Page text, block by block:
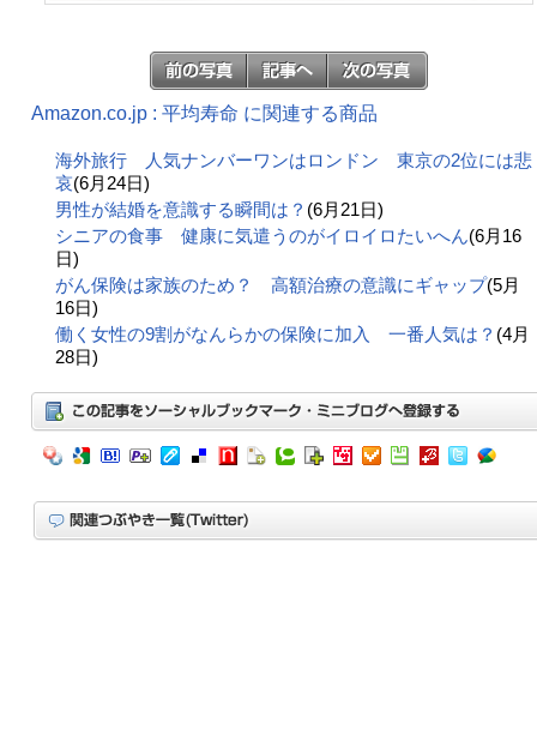
Amazon.co.jp : 平均寿命 に関連する商品
海外旅行 人気ナンバーワンはロンドン 東京の2位には悲
哀(6月24日)
男性が結婚を意識する瞬間は？ (6月21日)
シニアの食事 健康に気遣うのがイロイロたいへん(6月16
日)
がん保険は家族のため？ 高額治療の意識にギャップ(5月
16日)
働く女性の9割がなんらかの保険に加入 一番人気は？ (4月
28日)